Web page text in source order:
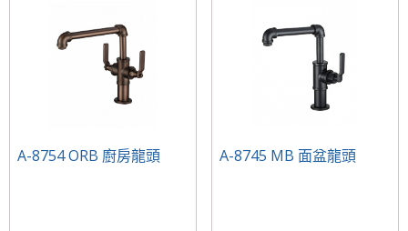
A-8754 ORB 廚房龍頭 A-8745 MB 面盆龍頭